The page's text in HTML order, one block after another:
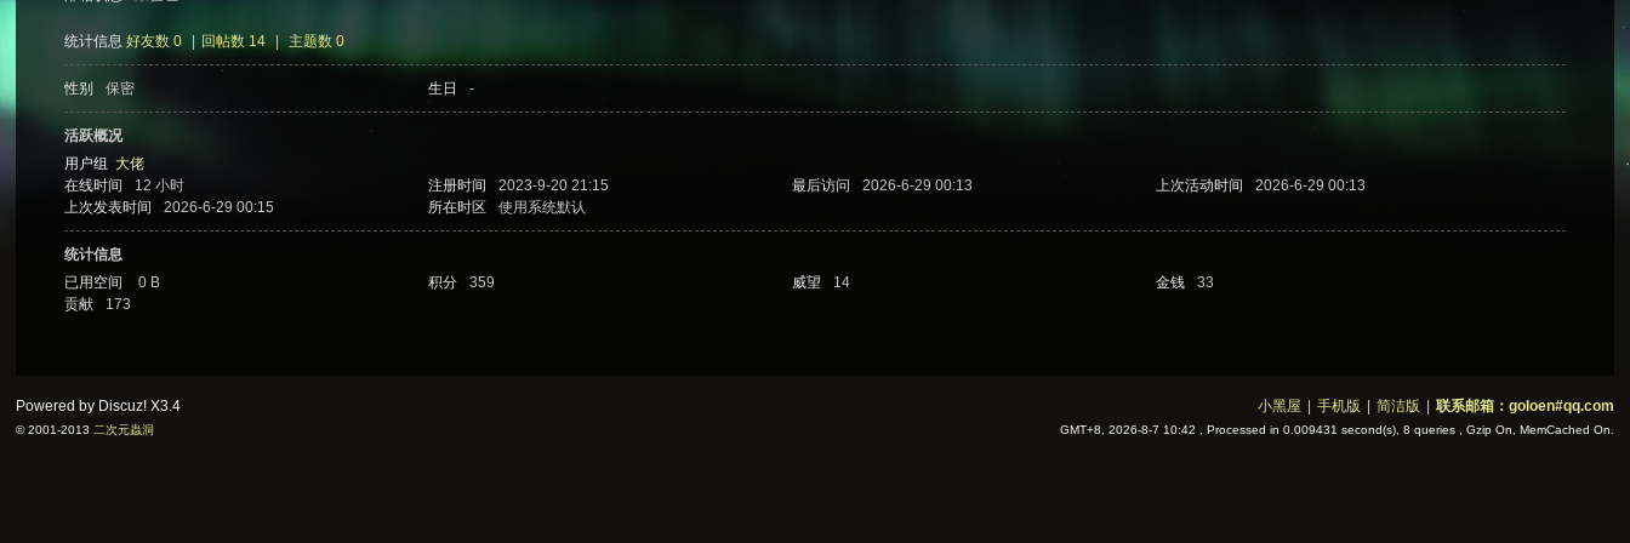
统计信息 好友数 0 回帖数 14 主题数 0
性别 保密 生日 -
活跃概况
用户组大佬
在线时间
12 小时 注册时间 2023-9-20 21:15 最后访问 2026-6-29 00:13 上次活动时间
2026-6-29 00:13
上次发表时间
2026-6-29 00:15 所在时区 使用系统默认
统计信息
已用空间
0 B 积分 359 威望 14 金钱
33
贡献
173
小黑屋 手机版 简洁版 联系邮箱：goloen#qq.com
GMT+8, 2026-8-7 10:42 , Processed in 0.009431 second(s), 8 queries , Gzip On, MemCached On.
Powered by Discuz!X3.4
© 2001-2013 二次元蟲洞